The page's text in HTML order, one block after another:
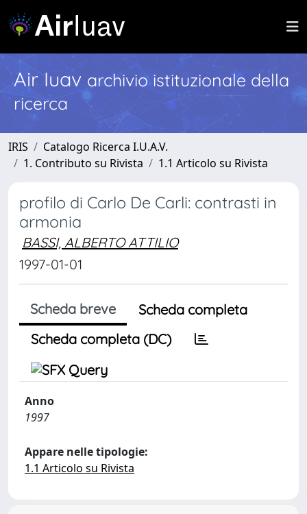
Air Iuav archivio istituzionale della
ricerca
IRIS
Catalogo Ricerca I.U.A.V.
1. Contributo su Rivista
1.1 Articolo su Rivista
profilo di Carlo De Carli: contrasti in
armonia
BASSI, ALBERTO ATTILIO
1997-01-01
Scheda breve
Scheda completa
Scheda completa (DC)
Anno
1997
Appare nelle tipologie:
1.1 Articolo su Rivista